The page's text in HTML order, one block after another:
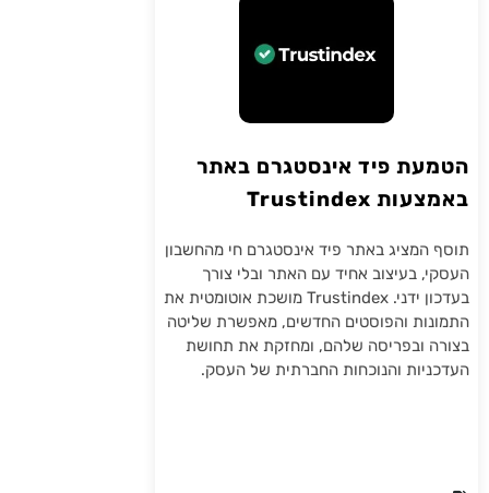
הטמעת פיד אינסטגרם באתר
באמצעות Trustindex
תוסף המציג באתר פיד אינסטגרם חי מהחשבון
העסקי, בעיצוב אחיד עם האתר ובלי צורך
בעדכון ידני. Trustindex מושכת אוטומטית את
התמונות והפוסטים החדשים, מאפשרת שליטה
בצורה ובפריסה שלהם, ומחזקת את תחושת
העדכניות והנוכחות החברתית של העסק.